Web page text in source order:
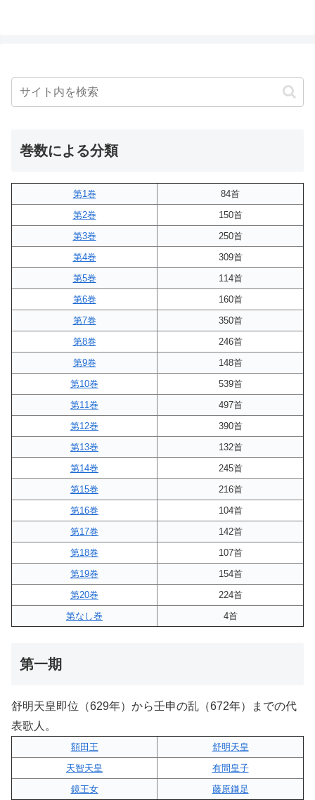
巻数による分類
第1巻
84首
第2巻
150首
第3巻
250首
第4巻
309首
第5巻
114首
第6巻
160首
第7巻
350首
第8巻
246首
第9巻
148首
第10巻
539首
第11巻
497首
第12巻
390首
第13巻
132首
第14巻
245首
第15巻
216首
第16巻
104首
第17巻
142首
第18巻
107首
第19巻
154首
第20巻
224首
第なし巻
4首
第一期
舒明天皇即位（629年）から壬申の乱（672年）までの代
表歌人。
額田王
舒明天皇
天智天皇
有間皇子
鏡王女
藤原鎌足